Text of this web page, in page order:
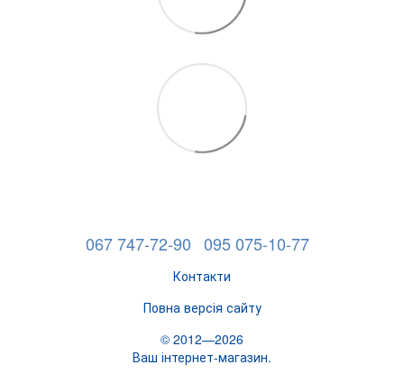
067 747-72-90 095 075-10-77
Контакти
Повна версія сайту
© 2012—2026
Ваш інтернет-магазин.